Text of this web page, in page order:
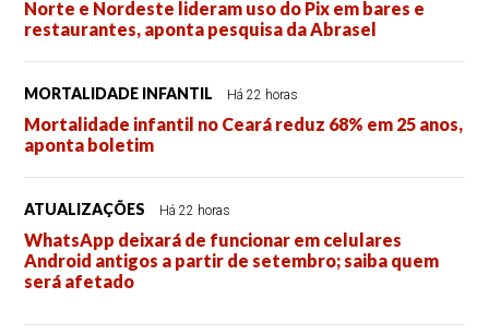
Norte e Nordeste lideram uso do Pix em bares e
restaurantes, aponta pesquisa da Abrasel
MORTALIDADE INFANTIL Há 22 horas
Mortalidade infantil no Ceará reduz 68% em 25 anos,
aponta boletim
ATUALIZAÇÕES Há 22 horas
WhatsApp deixará de funcionar em celulares
Android antigos a partir de setembro; saiba quem
será afetado